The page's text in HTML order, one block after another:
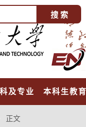
及专业 本科生教
正文